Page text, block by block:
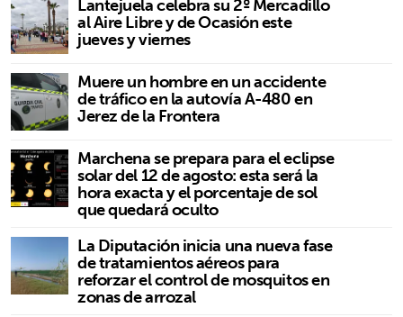
al Aire Libre y de Ocasión este
jueves y viernes
Muere un hombre en un accidente
de tráfico en la autovía A-480 en
Jerez de la Frontera
Marchena se prepara para el eclipse
solar del 12 de agosto: esta será la
hora exacta y el porcentaje de sol
que quedará oculto
La Diputación inicia una nueva fase
de tratamientos aéreos para
reforzar el control de mosquitos en
zonas de arrozal